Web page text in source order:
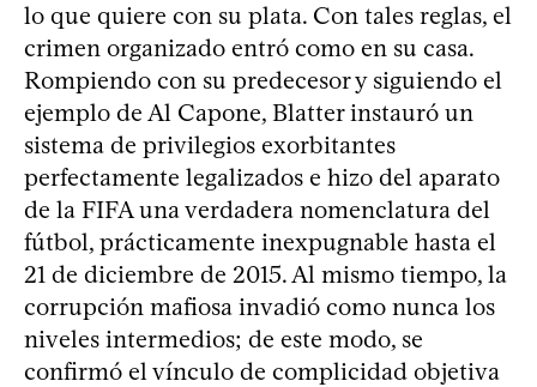
lo que quiere con su plata. Con tales reglas, el
crimen organizado entró como en su casa.
Rompiendo con su predecesor y siguiendo el
ejemplo de Al Capone, Blatter instauró un
sistema de privilegios exorbitantes
perfectamente legalizados e hizo del aparato
de la FIFA una verdadera nomenclatura del
fútbol, prácticamente inexpugnable hasta el
21 de diciembre de 2015. Al mismo tiempo, la
corrupción mafiosa invadió como nunca los
niveles intermedios; de este modo, se
confirmó el vínculo de complicidad objetiva